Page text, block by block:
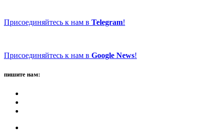
Присоединяйтесь к нам в Telegram!
Присоединяйтесь к нам в Google News!
пишите нам: